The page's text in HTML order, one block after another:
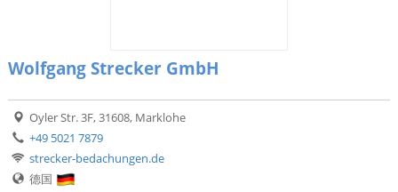
Wolfgang Strecker GmbH
Oyler Str. 3F, 31608, Marklohe
+49 5021 7879
strecker-bedachungen.de
德国